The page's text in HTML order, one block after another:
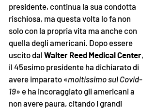
presidente, continua la sua condotta
rischiosa, ma questa volta lo fa non
solo con la propria vita ma anche con
quella degli americani. Dopo essere
uscito dal Walter Reed Medical Center,
il 45esimo presidente ha dichiarato di
avere imparato «moltissimo sul Covid-
19» e ha incoraggiato gli americani a
non avere paura, citando i grandi